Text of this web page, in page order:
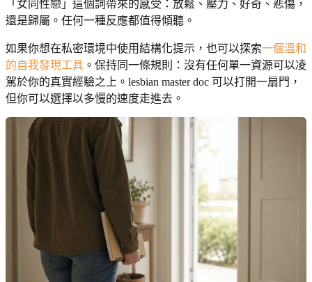
「女同性戀」這個詞帶來的感受：放鬆、壓力、好奇、悲傷，
還是歸屬。任何一種反應都值得傾聽。
如果你想在私密環境中使用結構化提示，也可以探索一個溫和
的自我發現工具 。保持同一條規則：沒有任何單一資源可以凌
駕於你的真實經驗之上。lesbian master doc 可以打開一扇門，
但你可以選擇以多慢的速度走進去。